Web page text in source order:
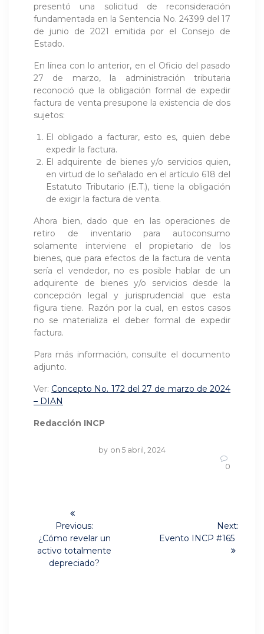
presentó una solicitud de reconsideración
fundamentada en la Sentencia No. 24399 del 17
de junio de 2021 emitida por el Consejo de
Estado.
En línea con lo anterior, en el Oficio del pasado
27 de marzo, la administración tributaria
reconoció que la obligación formal de expedir
factura de venta presupone la existencia de dos
sujetos:
El obligado a facturar, esto es, quien debe
expedir la factura.
El adquirente de bienes y/o servicios quien,
en virtud de lo señalado en el artículo 618 del
Estatuto Tributario (E.T.), tiene la obligación
de exigir la factura de venta.
Ahora bien, dado que en las operaciones de
retiro de inventario para autoconsumo
solamente interviene el propietario de los
bienes, que para efectos de la factura de venta
sería el vendedor, no es posible hablar de un
adquirente de bienes y/o servicios desde la
concepción legal y jurisprudencial que esta
figura tiene. Razón por la cual, en estos casos
no se materializa el deber formal de expedir
factura.
Para más información, consulte el documento
adjunto.
Ver: Concepto No. 172 del 27 de marzo de 2024
– DIAN
Redacción INCP
by on 5 abril, 2024
0
Navegación
entradas
Previous:
Previous
post:
¿Cómo revelar un
activo totalmente
depreciado?
Next:
NextEvento INCP #165